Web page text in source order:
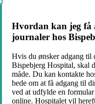
Hvordan kan jeg få
journaler hos
Hvis du ønsker adgang til
Bispebjerg Hospital, skal
måde. Du kan kontakte
bede om at få adgang til
ved at udfylde en
online. Hospitalet vil